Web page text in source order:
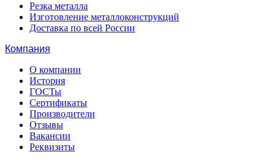
Резка металла
Изготовление металлоконструкций
Доставка по всей России
Компания
О компании
История
ГОСТы
Сертификаты
Производители
Отзывы
Вакансии
Реквизиты